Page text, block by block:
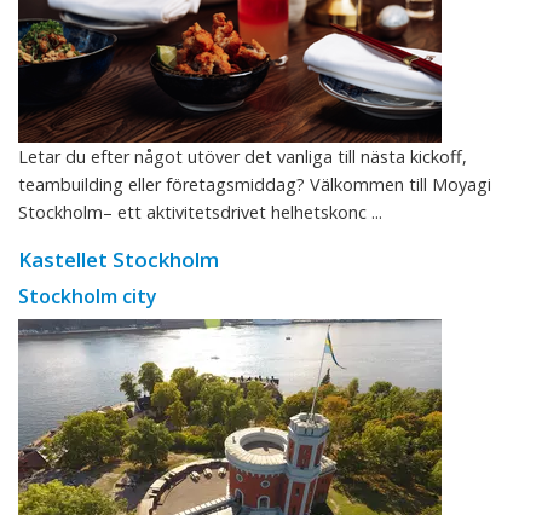
Letar du efter något utöver det vanliga till nästa kickoff,
teambuilding eller företagsmiddag? Välkommen till Moyagi
Stockholm– ett aktivitetsdrivet helhetskonc ...
Kastellet Stockholm
Stockholm city